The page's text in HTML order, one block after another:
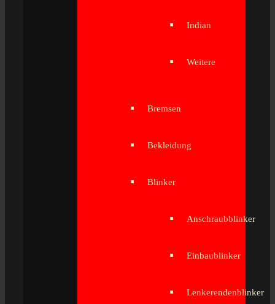
Indian
Weitere
Bremsen
Bekleidung
Blinker
Anschraubblinker
Einbaublinker
Lenkerendenblinker